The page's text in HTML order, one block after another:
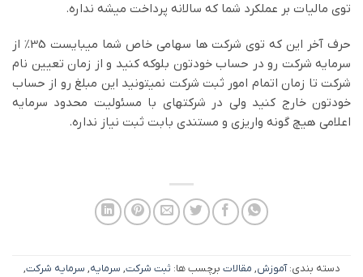
توی مالیات بر عملکرد شما که سالانه پرداخت میشه نداره.
حرف آخر این که توی شرکت ها سهامی خاص شما میبایست 35% از
سرمایه شرکت رو در حساب خودتون بلوکه کنید و از زمان تعیین نام
شرکت تا زمان اتمام امور ثبت شرکت نمیتونید این مبلغ رو از حساب
خودتون خارج کنید ولی در شرکتهای با مسئولیت محدود سرمایه
اعلامی هیچ گونه واریزی و مستندی بابت ثبت نیاز نداره.
دسته بندی:آموزش, مقالات برچسب ها: ثبت شرکت, سرمایه, سرمایه شرکت,